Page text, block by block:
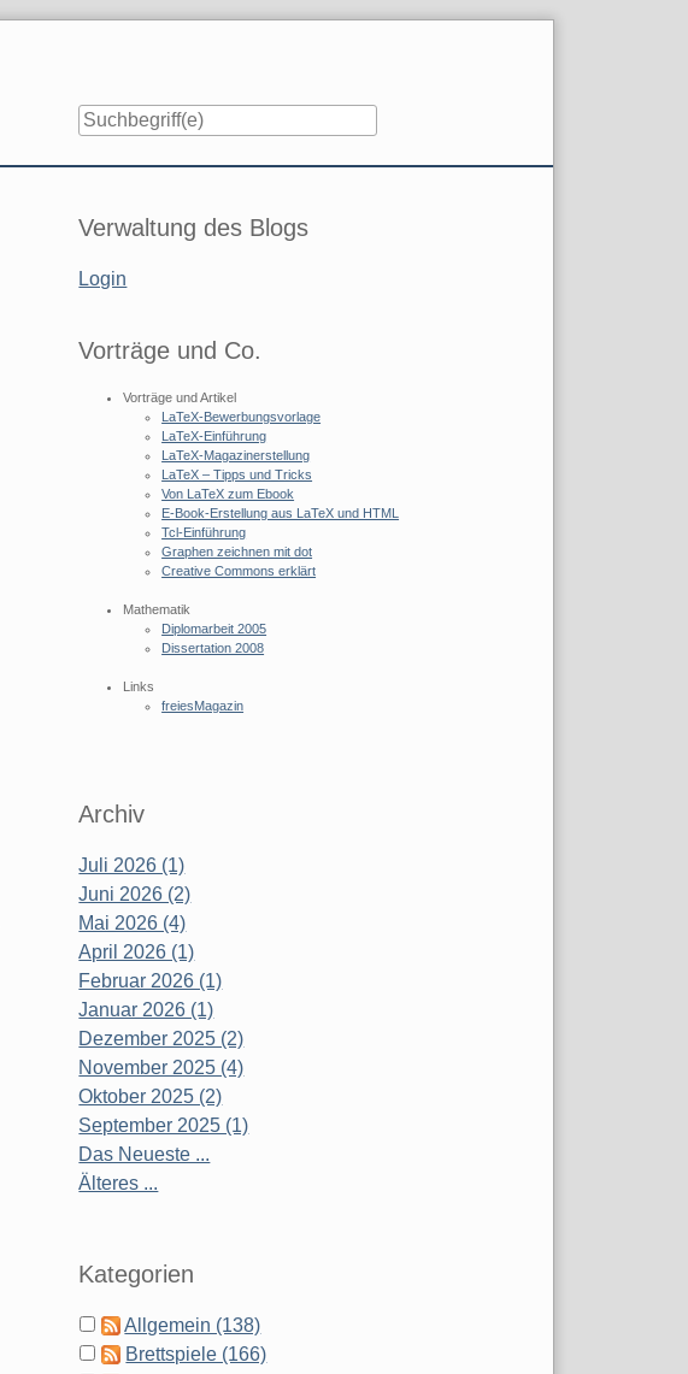
Seitenleiste
Verwaltung des Blogs
Login
Vorträge und Co.
Vorträge und Artikel
LaTeX-Bewerbungsvorlage
LaTeX-Einführung
LaTeX-Magazinerstellung
LaTeX – Tipps und Tricks
Von LaTeX zum Ebook
E-Book-Erstellung aus LaTeX und HTML
Tcl-Einführung
Graphen zeichnen mit dot
Creative Commons erklärt
Mathematik
Diplomarbeit 2005
Dissertation 2008
Links
freiesMagazin
Archiv
Juli 2026 (1)
Juni 2026 (2)
Mai 2026 (4)
April 2026 (1)
Februar 2026 (1)
Januar 2026 (1)
Dezember 2025 (2)
November 2025 (4)
Oktober 2025 (2)
September 2025 (1)
Das Neueste ...
Älteres ...
Kategorien
Allgemein (138)
Brettspiele (166)